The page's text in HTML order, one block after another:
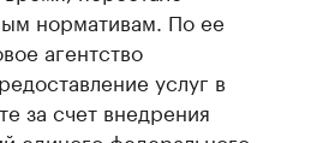
нормативам. По ее
агентство
услуг в
за счет внедрения